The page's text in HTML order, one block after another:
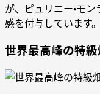
が、ピュリニー・モ
感を付与しています。
世界最高峰の特級